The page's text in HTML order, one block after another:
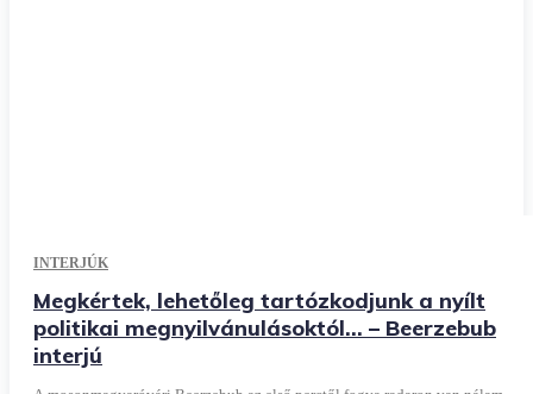
INTERJÚK
Megkértek, lehetőleg tartózkodjunk a nyílt
politikai megnyilvánulásoktól… – Beerzebub
interjú